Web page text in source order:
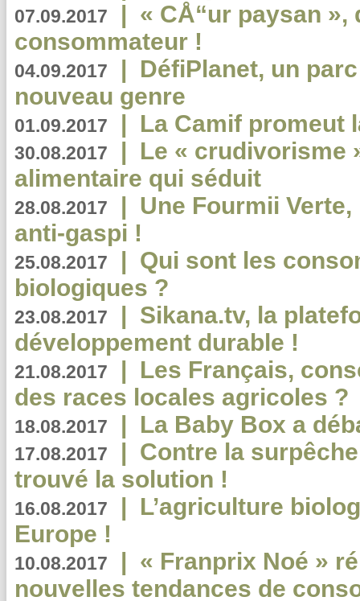
07.09.2017 | « CÅ“ur paysan
consommateur !
04.09.2017 | DéfiPlanet, un
nouveau genre
01.09.2017 | La Camif promeut
30.08.2017 | Le « crudivorisme
alimentaire qui séduit
28.08.2017 | Une Fourmii
anti-gaspi !
25.08.2017 | Qui sont les
biologiques ?
23.08.2017 | Sikana.tv, la
développement durable !
21.08.2017 | Les Français,
des races locales agricoles ?
18.08.2017 | La Baby Box a
17.08.2017 | Contre la
trouvé la solution !
16.08.2017 | L’agriculture
Europe !
10.08.2017 | « Franprix Noé »
nouvelles tendances de